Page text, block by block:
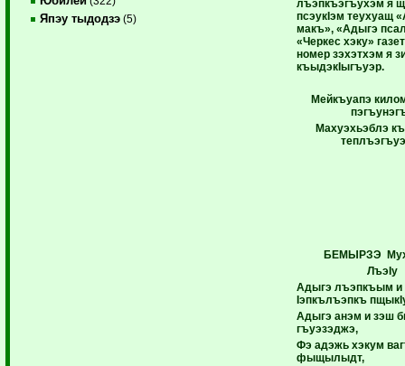
Япэу тыдодзэ (5)
лъэпкъэгъухэм я
псэукIэм теухуащ
макъ», «Адыгэ
«Черкес хэку»
номер зэхэтхэм я
къыдэкIыгъуэр.
Мейкъуапэ
Махуэхьэблэ
БЕМЫРЗЭ
ЛъэIу
Адыгэ лъэпкъым и
Iэпкълъэпкъ
Адыгэ анэм и зэш
гъуэзэджэ,
Фэ адэжь хэкум
фыщылыдт,